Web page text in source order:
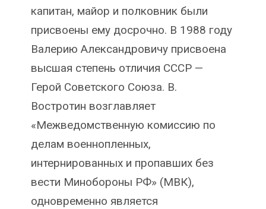
капитан, майор и полковник были
присвоены ему досрочно. В 1988 году
Валерию Александровичу присвоена
высшая степень отличия СССР —
Герой Советского Союза. В.
Востротин возглавляет
«Межведомственную комиссию по
делам военнопленных,
интернированных и пропавших без
вести Минобороны РФ» (МВК),
одновременно является